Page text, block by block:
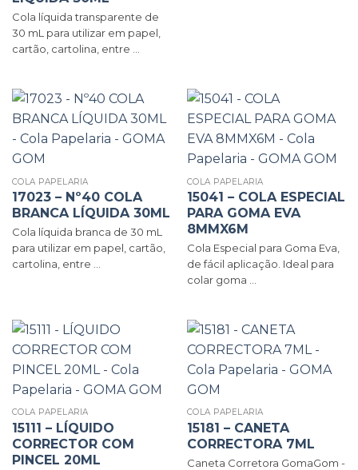
Cola líquida transparente de
30 mL para utilizar em papel,
cartão, cartolina, entre ...
COLA PAPELARIA
17023 – Nº40 COLA
BRANCA LÍQUIDA 30ML
Cola líquida branca de 30 mL
para utilizar em papel, cartão,
cartolina, entre ...
COLA PAPELARIA
15041 – COLA ESPECIAL
PARA GOMA EVA
8MMX6M
Cola Especial para Goma Eva,
de fácil aplicação. Ideal para
colar goma ...
COLA PAPELARIA
15111 – LÍQUIDO
CORRECTOR COM
PINCEL 20ML
COLA PAPELARIA
15181 – CANETA
CORRECTORA 7ML
Caneta Corretora GomaGom -